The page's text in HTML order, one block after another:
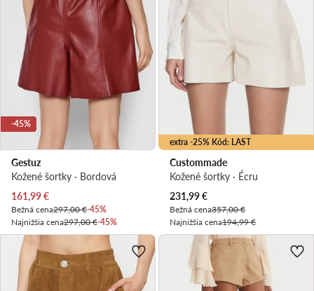
-45%
Gestuz
Kožené šortky · Bordová
Aktuálna cena
161,99€
Bežná cena297,00 €-45%
Najnižšia cena297,00 €-45%
extra -25% Kód: LAST
Custommade
Kožené šortky · Écru
Aktuálna cena
231,99€
Bežná cena357,00 €
Najnižšia cena194,99 €